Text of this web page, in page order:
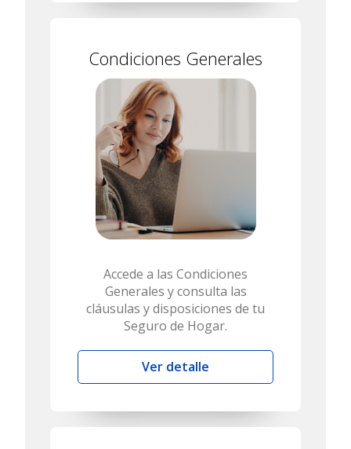
Condiciones Generales
Accede a las Condiciones
Generales y consulta las
cláusulas y disposiciones de tu
Seguro de Hogar.
Ver detalle